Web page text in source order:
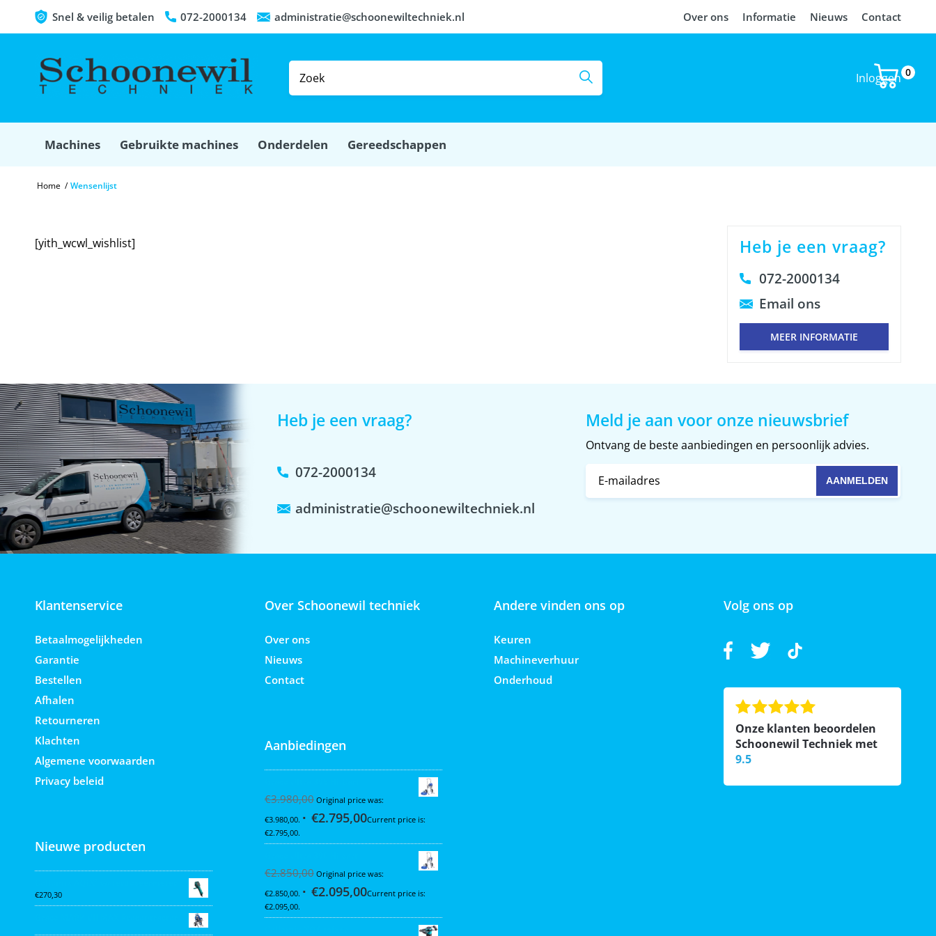
Over ons Informatie Nieuws Contact
Snel & veilig betalen 072-2000134 administratie@schoonewiltechniek.nl
0
Inloggen
Machines Gebruikte machines Onderdelen Gereedschappen
Home / Wensenlijst
[yith_wcwl_wishlist] Heb je een vraag?
072-2000134
Email ons
MEER INFORMATIE
Heb je een vraag?
072-2000134
administratie@schoonewiltechniek.nl
Meld je aan voor onze nieuwsbrief
Ontvang de beste aanbiedingen en persoonlijk advies.
Klantenservice
Betaalmogelijkheden
Garantie
Bestellen
Afhalen
Retourneren
Klachten
Algemene voorwaarden
Privacy beleid
Nieuwe producten
€270,30
Over Schoonewil techniek
Over ons
Nieuws
Contact
Aanbiedingen
€3.980,00 Original price was:
€3.980,00.
€2.795,00Current price is:
€2.795,00.
€2.850,00 Original price was:
€2.850,00.
€2.095,00Current price is:
€2.095,00.
Andere vinden ons op
Keuren
Machineverhuur
Onderhoud
Volg ons op
Onze klanten beoordelen
Schoonewil Techniek met
9.5